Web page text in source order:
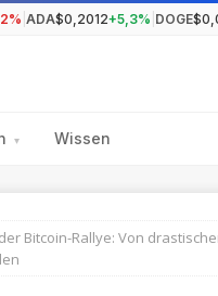
ADA$0,2012+5,3% DOGE
▾ Wissen
Bitcoin-Rallye: Von